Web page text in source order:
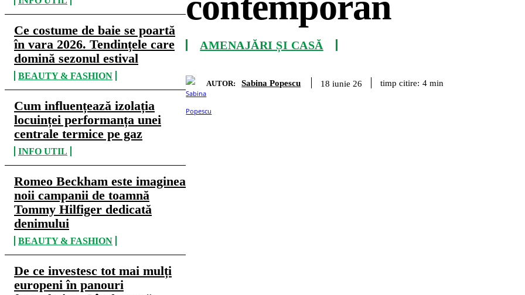
Ce costume de baie se poartă
în vara 2026. Tendințele care
domină sezonul estival
BEAUTY & FASHION
Cum influențează izolația
locuinței performanța unei
centrale termice pe gaz
INFO UTIL
Romeo Beckham este imaginea
noii campanii de toamnă
Tommy Hilfiger dedicată
denimului
BEAUTY & FASHION
De ce investesc tot mai mulți
europeni în panouri
AMENAJĂRI ȘI CASĂ
AUTOR: Sabina Popescu 18 iunie 26 timp citire: 4 min